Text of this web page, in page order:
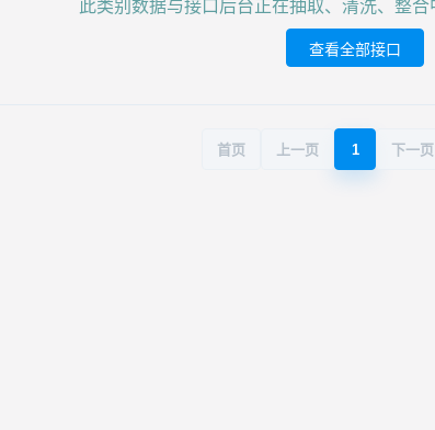
此类别数据与接口后台正在抽取、清洗、整
查看全部接口
首页 上一页 1 下一页